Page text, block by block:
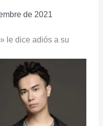
de 2021
le dice adiós a su